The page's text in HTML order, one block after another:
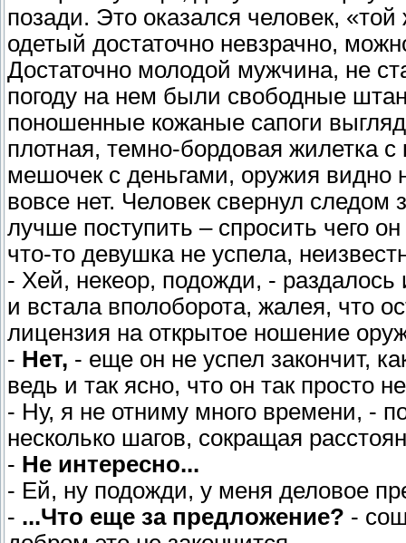
позади. Это оказался человек,
одетый достаточно невзрачно,
Достаточно молодой мужчина, не
погоду на нем были свободные
поношенные кожаные сапоги
плотная, темно-бордовая жилетка
мешочек с деньгами, оружия видно
вовсе нет. Человек свернул
лучше поступить – спросить чего
что-то девушка не успела,
- Хей, некеор, подожди, -
и встала вполоборота, жалея, что
лицензия на открытое ношение
- Нет, - еще он не успел закончит,
ведь и так ясно, что он так просто
- Ну, я не отниму много времени, -
несколько шагов, сокращая
- Не интересно...
- Ей, ну подожди, у меня деловое
- ...Что еще за предложение? -